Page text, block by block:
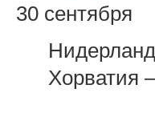
30 сентября
Хорватия